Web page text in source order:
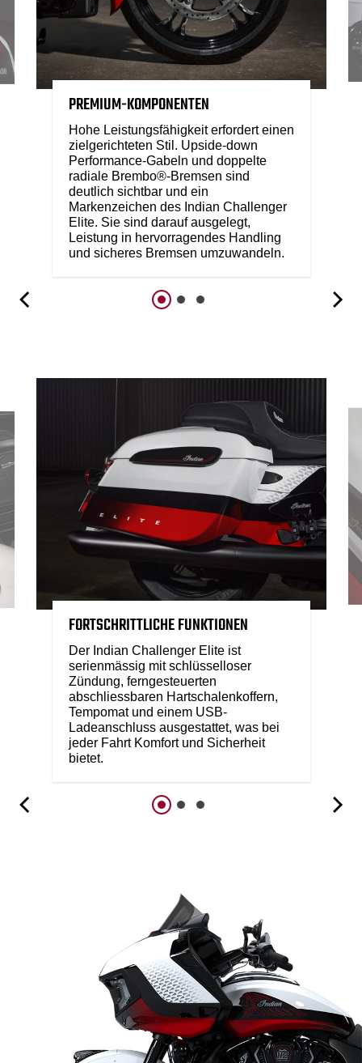
PREMIUM-KOMPONENTEN
Hohe Leistungsfähigkeit erfordert einen
zielgerichteten Stil. Upside-down
Performance-Gabeln und doppelte
radiale Brembo®-Bremsen sind
deutlich sichtbar und ein
Markenzeichen des Indian Challenger
Elite. Sie sind darauf ausgelegt,
Leistung in hervorragendes Handling
und sicheres Bremsen umzuwandeln.
FORTSCHRITTLICHE FUNKTIONEN
Der Indian Challenger Elite ist
serienmässig mit schlüsselloser
Zündung, ferngesteuerten
abschliessbaren Hartschalenkoffern,
Tempomat und einem USB-
Ladeanschluss ausgestattet, was bei
jeder Fahrt Komfort und Sicherheit
bietet.